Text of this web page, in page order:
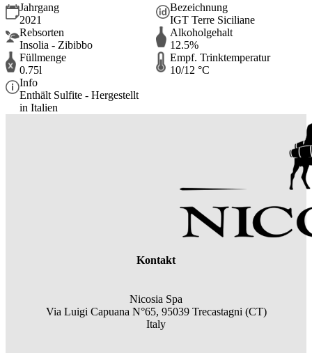
Jahrgang
2021
Bezeichnung
IGT Terre Siciliane
Rebsorten
Insolia - Zibibbo
Alkoholgehalt
12.5%
Füllmenge
0.75l
Empf. Trinktemperatur
10/12 °C
Info
Enthält Sulfite - Hergestellt
in Italien
Kontakt
Nicosia Spa
Via Luigi Capuana N°65, 95039 Trecastagni (CT)
Italy